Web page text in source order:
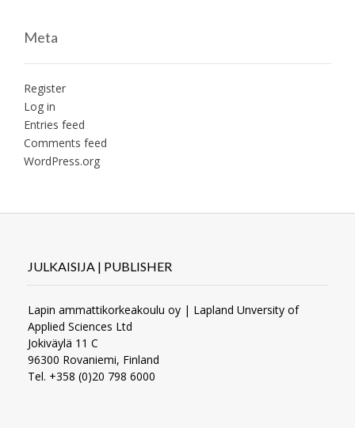
Meta
Register
Log in
Entries feed
Comments feed
WordPress.org
JULKAISIJA | PUBLISHER
Lapin ammattikorkeakoulu oy | Lapland Unversity of
Applied Sciences Ltd
Jokiväylä 11 C
96300 Rovaniemi, Finland
Tel. +358 (0)20 798 6000